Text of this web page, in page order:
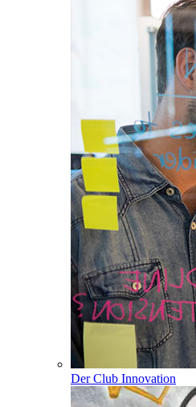
Der Club Innovation